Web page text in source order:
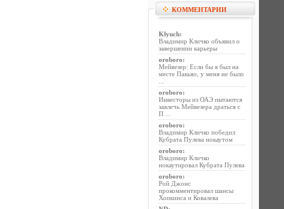
КОММЕНТАРИИ
Klyuch:
Владимир Кличко объявил о
завершении карьеры
oroboro:
Мейвезер: Если бы я был на
месте Пакьяо, у меня не было
oroboro:
Инвесторы из ОАЭ пытаются
завлечь Мейвезера драться с
П ...
oroboro:
Владимир Кличко победил
Кубрата Пулева нокаутом
oroboro:
Владимир Кличко
нокаутировал Кубрата Пулева
oroboro:
Рой Джонс
прокомментировал шансы
Хопкинса и Ковалева